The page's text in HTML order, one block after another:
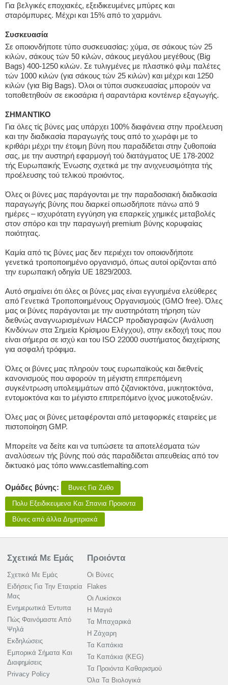
Για βελγικές εποχιακές, εξειδικευμένες μπύρες και
σταρόμπυρες. Μέχρι και 15% από το χαρμάνι.
Συσκευασία
Σε οποιονδήποτε τύπο συσκευασίας: χύμα, σε σάκους τών 25
κιλών, σάκους τών 50 κιλών, σάκους μεγάλου μεγέθους (Big
Bags) 400-1250 κιλών. Σε τυλιγμένες με πλαστικό φιλμ παλέτες
τών 1000 κιλών (για σάκους τών 25 κιλών) και μέχρι και 1250
κιλών (για Big Bags). Όλοι οι τύποι συσκευασίας μπορούν να
τοποθετηθούν σε εικοσάρια ή σαραντάρια κοντέινερ εξαγωγής.
ΣΗΜΑΝΤΙΚΟ
Για όλες τίς βύνες μας υπάρχει 100% διαφάνεια στην προέλευση
και την διαδικασία παραγωγής τους από το χωράφι με το
κριθάρι μέχρι την έτοιμη βύνη που παραδίδεται στην ζυθοποιία
σας, με την αυστηρή εφαρμογή τού διατάγματος UE 178-2002
τής Ευρωπαικής Ένωσης σχετικά με την ανιχνευσιμότητα τής
προέλευσης τού τελικού προιόντος.
Όλες οι βύνες μας παράγονται με την παραδοσιακή διαδικασία
παραγωγής βύνης που διαρκεί οπωσδήποτε πάνω από 9
ημέρες – ισχυρότατη εγγύηση για επαρκείς χημικές μεταβολές
στον σπόρο και την παραγωγή premium βύνης κορυφαίας
ποιότητας.
Καμία από τις βύνες μας δεν περιέχει τον οποιονδήποτε
γενετικά τροποποιημένο οργανισμό, όπως αυτοί ορίζονται από
την ευρωπαική οδηγία UE 1829/2003.
Αυτό σημαίνει ότι όλες οι βύνες μας είναι εγγυημένα ελεύθερες
από Γενετικά Τροποποιημένους Οργανισμούς (GMO free). Όλες
μας οι βύνες παράγονται με την αυστηρότατη τήρηση τών
διεθνώς αναγνωρισμένων HACCP προδιαγραφών (Ανάλυση
Κινδύνων στα Σημεία Κρίσιμου Ελέγχου), στην εκδοχή τους που
είναι σήμερα σε ισχύ και του ISO 22000 συστήματος διαχείρισης
για ασφαλή τρόφιμα.
Όλες οι βύνες μας πληρούν τους ευρωπαϊκούς και διεθνείς
κανονισμούς που αφορούν τη μέγιστη επιτρεπόμενη
συγκέντρωση υπολειμμάτων από ζιζανιοκτόνα, μυκητοκτόνα,
εντομοκτόνα και το μέγιστο επιτρεπόμενο ίχνος μυκοτοξινών.
Όλες μας οι βύνες μεταφέρονται από μεταφορικές εταιρείες με
πιστοποίηση GMP.
Μπορείτε να δείτε και να τυπώσετε τα αποτελέσματα τών
αναλύσεων τής βύνης πού σάς παραδίδεται απευθείας από τον
δικτυακό μας τόπο www.castlemalting.com
Ομάδες βύνης: Βυνες Για Ζυθο
Πολυ Εξειδικευμενα Και Σπανια Προιοντα
Βύνες από άλλα Δημητριακά
Σχετικά Με Εμάς
Σχετικά Με Εμάς
Ειδήσεις Για Την Εταιρεία
Μας
Ενημερωτικά Έντυπα
Πώς Φαινόμαστε Από
Ψηλά
Εκδηλώσεις
Εμπορικά Σήματα Και
Διαφημίσεις
Privacy Policy
Προιόντα
Οι Βύνες
Flakes
Οι Λυκίσκοι
Η Μαγιά
Τα Μπαχαρικά
Η Ζάχαρη
Τα Καπάκια
Τα Καπάκια (KEG)
Τα Προιόντα Καθαρισμού
Όλα Τα Βιολογικά